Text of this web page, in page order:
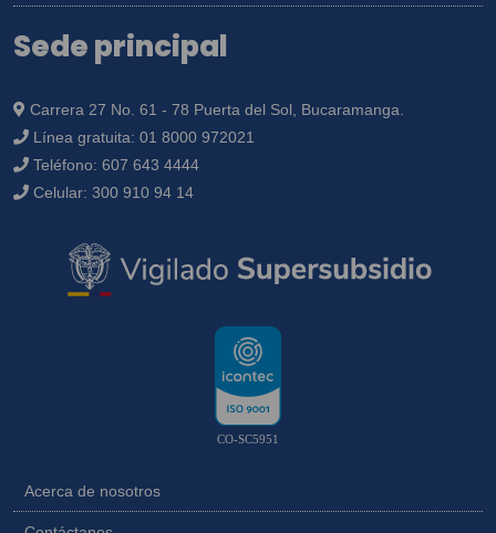
Sede principal
Carrera 27 No. 61 - 78 Puerta del Sol, Bucaramanga.
Línea gratuita: 01 8000 972021
Teléfono: 607 643 4444
Celular: 300 910 94 14
CO-SC5951
Acerca de nosotros